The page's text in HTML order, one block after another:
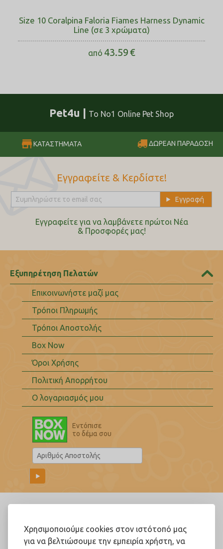
Χρησιμοποιούμε cookies στον ιστότοπό μας
για να βελτιώσουμε την εμπειρία χρήστη, να
Size 10 Coralpina Faloria Fiames Harness Dynamic
Line (σε 3 χρώματα)
από 43.59€
Pet4u | Το No1 Online Pet Shop
ΚΑΤΑΣΤΗΜΑΤΑ ΔΩΡΕΑΝ ΠΑΡΑΔΟΣΗ
Εγγραφείτε & Κερδίστε!
Εγγραφείτε για να λαμβάνετε πρώτοι Nέα
& Προσφορές μας!
Εξυπηρέτηση Πελατών
Επικοινωνήστε μαζί μας
Τρόποι Πληρωμής
Τρόποι Αποστολής
Box Now
Όροι Χρήσης
Πολιτική Απορρήτου
Ο λογαριασμός μου
Εντόπισε
το δέμα σου
Ακολουθήστε μας!